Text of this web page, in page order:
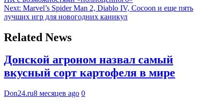
Next: Marvel’s Spider Man 2, Diablo IV, Cocoon и еще пять
лучших игр для новогодних каникул
Related News
Донской агроном назвал самый
вкусный сорт картофеля в мире
Don24.ru8 месяцев ago 0